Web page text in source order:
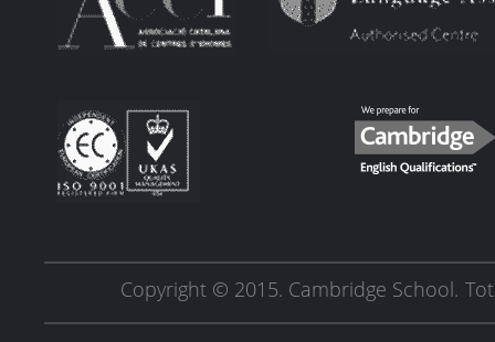
Copyright © 2015. Cambridge School.